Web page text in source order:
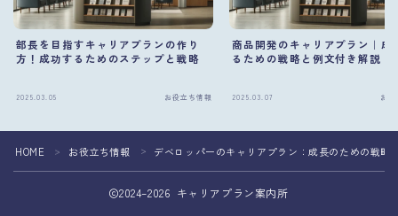
部長を目指すキャリアプランの作り
方！成功するためのステップと戦略
2025.03.05 お役立ち情報
商品開発のキャリアプラン｜成
るための戦略と例文付き解説
2025.03.07 お
HOME ＞ お役立ち情報 ＞ デベロッパーのキャリアプラン：成長のための戦略
2024–2026 キャリアプラン案内所